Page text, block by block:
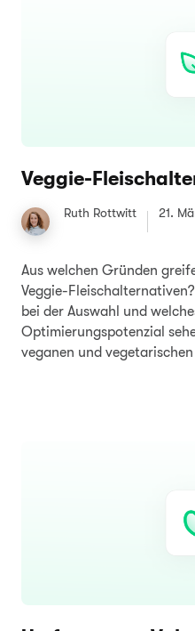
Veggie-
Ruth Rottwitt 21.
Aus welchen Gründen
Veggie-
bei der Auswahl und
Optimierungspotenzial
veganen und